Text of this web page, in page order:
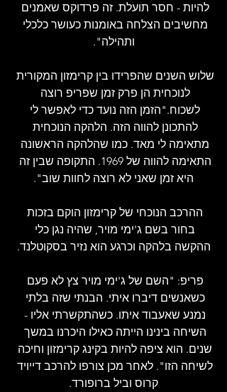
להיות - חסר תועלת. זה פרדוקס שאמנים
מחשיבים הצלחה באומנות כעושר כלכלי
ותהילה".
שלוש השנים שהפרידו בין קרימזון המקורית
לנוכחית הן פרק זמן שפריפ רוצה
לשכוח."הזמן הזה נועד כדי לאפשר לי
להתכונן להווה הזה. הלהקה הנוכחית
מתאימה לי מאד. כמו שהלהקה הראשונה
התאימה להווה של 1969. התקופה שבין זה
היא זמן שאני לא רוצה לחוות שוב".
ההרכב הנוכחי של קרימזון הוקם בזכות
בחור בשם ג'ימי מויר, שהיה נגן כלי
ההקשה בלהקה וכרגע הוא נזיר בסקוטלנד.
פריפ: "השם של ג'ימי מויר צץ לא פעם
כשאנשים דיברו איתי. הבנתי שזה בלתי
נמנע שאעבוד איתו. כשהתקשרתי אליו -
השיחה בינינו הייתה כאילו היכרנו במשך
שנים. הוא ציפה להיות בקינג קרימזון וחיכה
לשיחה הזו". לאחר מכן צורפו להרכב דייויד
קרוס וביל ברופורד.